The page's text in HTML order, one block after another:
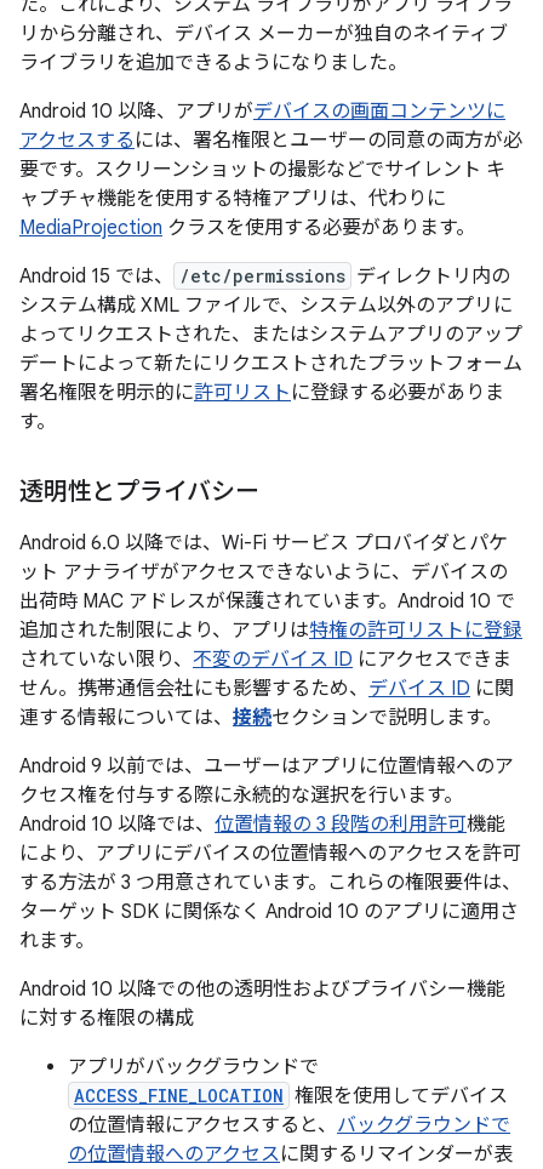
リから分離され、デバイス メーカーが独自のネイティブ
ライブラリを追加できるようになりました。
Android 10 以降、アプリがデバイスの画面コンテンツに
アクセスする には、署名権限とユーザーの同意の両方が必
要です。スクリーンショットの撮影などでサイレント キ
ャプチャ機能を使用する特権アプリは、代わりに
MediaProjection クラスを使用する必要があります。
Android 15 では、
/etc/permissions ディレクトリ内の
システム構成 XML ファイルで、システム以外のアプリに
よってリクエストされた、またはシステムアプリのアップ
デートによって新たにリクエストされたプラットフォーム
署名権限を明示的に許可リスト に登録する必要がありま
す。
透明性とプライバシー
Android 6.0 以降では、Wi-Fi サービス プロバイダとパケ
ット アナライザがアクセスできないように、デバイスの
出荷時 MAC アドレスが保護されています。Android 10 で
追加された制限により、アプリは特権の許可リストに登録
されていない限り、 不変のデバイス ID にアクセスできま
せん。携帯通信会社にも影響するため、 デバイス ID に関
連する情報については、 接続セクションで説明します。
Android 9 以前では、ユーザーはアプリに位置情報へのア
クセス権を付与する際に永続的な選択を行います。
Android 10 以降では、 位置情報の 3 段階の利用許可機能
により、アプリにデバイスの位置情報へのアクセスを許可
する方法が 3 つ用意されています。これらの権限要件は、
ターゲット SDK に関係なく Android 10 のアプリに適用さ
れます。
Android 10 以降での他の透明性およびプライバシー機能
に対する権限の構成
アプリがバックグラウンドで
ACCESS_FINE_LOCATION 権限を使用してデバイス
の位置情報にアクセスすると、 バックグラウンドで
の位置情報へのアクセスに関するリマインダーが表